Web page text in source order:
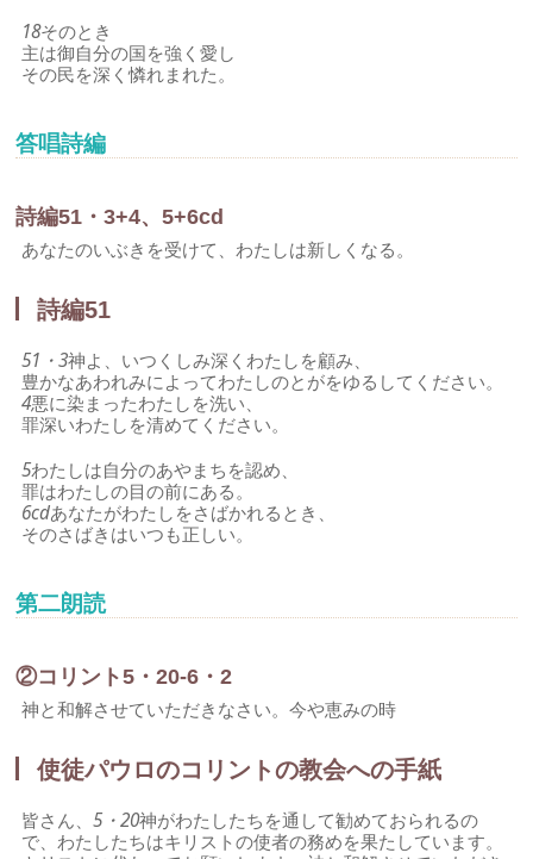
18そのとき
主は御自分の国を強く愛し
その民を深く憐れまれた。
答唱詩編
詩編51・3+4、5+6cd
あなたのいぶきを受けて、わたしは新しくなる。
詩編51
51・3神よ、いつくしみ深くわたしを顧み、
豊かなあわれみによってわたしのとがをゆるしてください。
4悪に染まったわたしを洗い、
罪深いわたしを清めてください。
5わたしは自分のあやまちを認め、
罪はわたしの目の前にある。
6cdあなたがわたしをさばかれるとき、
そのさばきはいつも正しい。
第二朗読
②コリント5・20-6・2
神と和解させていただきなさい。今や恵みの時
使徒パウロのコリントの教会への手紙
皆さん、5・20神がわたしたちを通して勧めておられるの
で、わたしたちはキリストの使者の務めを果たしています。